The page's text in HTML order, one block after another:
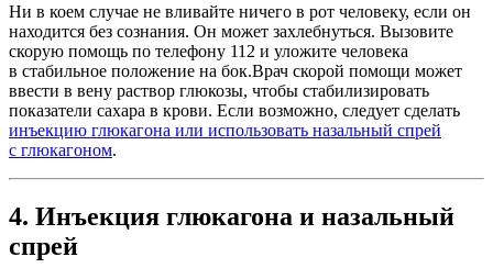
Ни в коем случае не вливайте ничего в рот человеку, если он
находится без сознания. Он может захлебнуться. Вызовите
скорую помощь по телефону 112 и уложите человека
в стабильное положение на бок.Врач скорой помощи может
ввести в вену раствор глюкозы, чтобы стабилизировать
показатели сахара в крови. Если возможно, следует сделать
инъекцию глюкагона или использовать назальный спрей
с глюкагоном.
4. Инъекция глюкагона и назальный
спрей